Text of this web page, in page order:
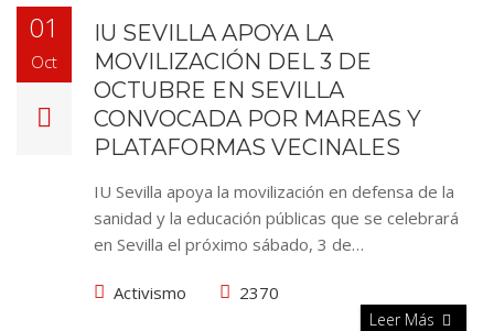
01
Oct
IU SEVILLA APOYA LA
MOVILIZACIÓN DEL 3 DE
OCTUBRE EN SEVILLA
CONVOCADA POR MAREAS Y
PLATAFORMAS VECINALES
IU Sevilla apoya la movilización en defensa de la
sanidad y la educación públicas que se celebrará
en Sevilla el próximo sábado, 3 de…
Activismo 2370
Leer Más